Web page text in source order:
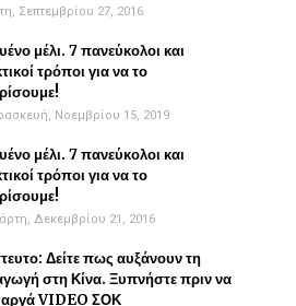
Σεπτεμβρίου 27, 2016
μέλι. 7 πανεύκολοι και
τρόποι για να το
Νοεμβρίου 15, 2019
μέλι. 7 πανεύκολοι και
τρόποι για να το
Δεκεμβρίου 21, 2016
Δείτε πως αυξάνουν τη
στη Κίνα. Ξυπνήστε πριν να
αργά VIDEO ΣΟΚ